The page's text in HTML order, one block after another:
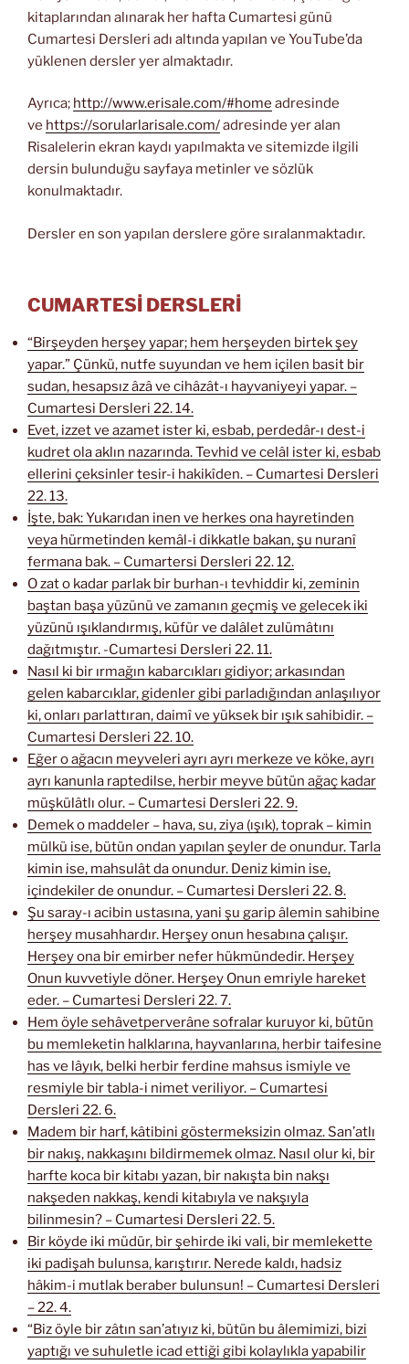
kitaplarından alınarak her hafta Cumartesi günü
Cumartesi Dersleri adı altında yapılan ve YouTube’da
yüklenen dersler yer almaktadır.
Ayrıca; http://www.erisale.com/#home adresinde
ve https://sorularlarisale.com/adresinde yer alan
Risalelerin ekran kaydı yapılmakta ve sitemizde ilgili
dersin bulunduğu sayfaya metinler ve sözlük
konulmaktadır.
Dersler en son yapılan derslere göre sıralanmaktadır.
CUMARTESİ DERSLERİ
“Birşeyden herşey yapar; hem herşeyden birtek şey
yapar.” Çünkü, nutfe suyundan ve hem içilen basit bir
sudan, hesapsız âzâ ve cihâzât-ı hayvaniyeyi yapar. –
Cumartesi Dersleri 22. 14.
Evet, izzet ve azamet ister ki, esbab, perdedâr-ı dest-i
kudret ola aklın nazarında. Tevhid ve celâl ister ki, esbab
ellerini çeksinler tesir-i hakikîden. – Cumartesi Dersleri
22. 13.
İşte, bak: Yukarıdan inen ve herkes ona hayretinden
veya hürmetinden kemâl-i dikkatle bakan, şu nuranî
fermana bak. – Cumartersi Dersleri 22. 12.
O zat o kadar parlak bir burhan-ı tevhiddir ki, zeminin
baştan başa yüzünü ve zamanın geçmiş ve gelecek iki
yüzünü ışıklandırmış, küfür ve dalâlet zulümâtını
dağıtmıştır. -Cumartesi Dersleri 22. 11.
Nasıl ki bir ırmağın kabarcıkları gidiyor; arkasından
gelen kabarcıklar, gidenler gibi parladığından anlaşılıyor
ki, onları parlattıran, daimî ve yüksek bir ışık sahibidir. –
Cumartesi Dersleri 22. 10.
Eğer o ağacın meyveleri ayrı ayrı merkeze ve köke, ayrı
ayrı kanunla raptedilse, herbir meyve bütün ağaç kadar
müşkülâtlı olur. – Cumartesi Dersleri 22. 9.
Demek o maddeler – hava, su, ziya (ışık), toprak – kimin
mülkü ise, bütün ondan yapılan şeyler de onundur. Tarla
kimin ise, mahsulât da onundur. Deniz kimin ise,
içindekiler de onundur. – Cumartesi Dersleri 22. 8.
Şu saray-ı acibin ustasına, yani şu garip âlemin sahibine
herşey musahhardır. Herşey onun hesabına çalışır.
Herşey ona bir emirber nefer hükmündedir. Herşey
Onun kuvvetiyle döner. Herşey Onun emriyle hareket
eder. – Cumartesi Dersleri 22. 7.
Hem öyle sehâvetperverâne sofralar kuruyor ki, bütün
bu memleketin halklarına, hayvanlarına, herbir taifesine
has ve lâyık, belki herbir ferdine mahsus ismiyle ve
resmiyle bir tabla-i nimet veriliyor. – Cumartesi
Dersleri 22. 6.
Madem bir harf, kâtibini göstermeksizin olmaz. San’atlı
bir nakış, nakkaşını bildirmemek olmaz. Nasıl olur ki, bir
harfte koca bir kitabı yazan, bir nakışta bin nakşı
nakşeden nakkaş, kendi kitabıyla ve nakşıyla
bilinmesin? – Cumartesi Dersleri 22. 5.
Bir köyde iki müdür, bir şehirde iki vali, bir memlekette
iki padişah bulunsa, karıştırır. Nerede kaldı, hadsiz
hâkim-i mutlak beraber bulunsun! – Cumartesi Dersleri
– 22. 4.
“Biz öyle bir zâtın san’atıyız ki, bütün bu âlemimizi, bizi
yaptığı ve suhuletle icad ettiği gibi kolaylıkla yapabilir